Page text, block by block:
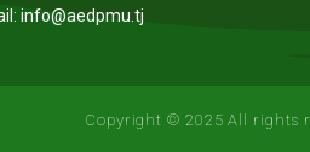
info@aedpmu.tj
Copyright © 2025 All rights